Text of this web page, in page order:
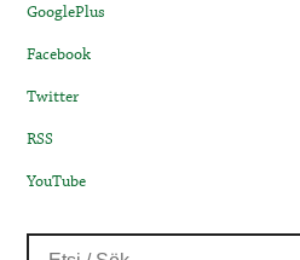
GooglePlus
Facebook
Twitter
RSS
YouTube